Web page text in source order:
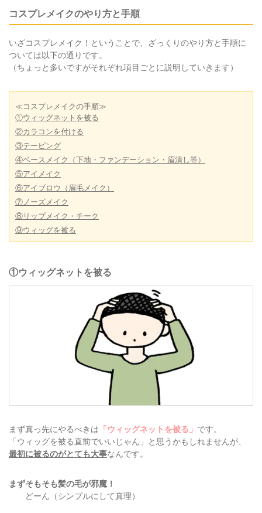
コスプレメイクのやり方と手順
いざコスプレメイク！ということで、ざっくりのやり方と手順に
ついては以下の通りです。
（ちょっと多いですがそれぞれ項目ごとに説明していきます）
≪コスプレメイクの手順≫
①ウィッグネットを被る
②カラコンを付ける
③テーピング
④ベースメイク（下地・ファンデーション・眉潰し等）
⑤アイメイク
⑥アイブロウ（眉毛メイク）
⑦ノーズメイク
⑧リップメイク・チーク
⑨ウィッグを被る
①ウィッグネットを被る
まず真っ先にやるべきは 「ウィッグネットを被る」 です。
「ウィッグを被る直前でいいじゃん」と思うかもしれませんが、
最初に被るのがとても大事なんです。
まずそもそも髪の毛が邪魔！
どーん（シンプルにして真理）